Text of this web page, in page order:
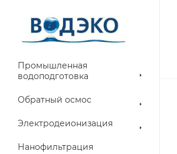
Промышленная
водоподготовка
Обратный осмос
Электродеионизация
Нанофильтрация